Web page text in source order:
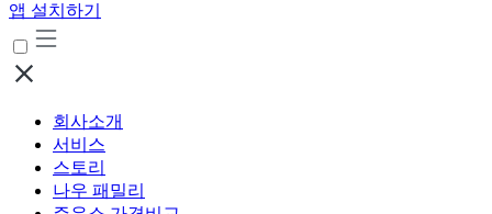
앱 설치하기
회사소개
서비스
스토리
나우 패밀리